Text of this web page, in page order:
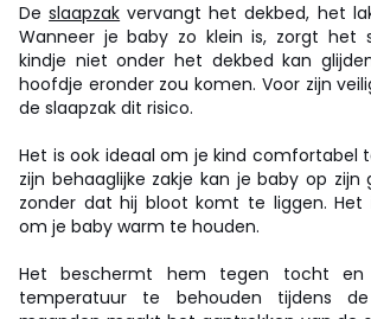
Deslaapzak vervangt het dekbed, het
Wanneer je baby zo klein is, zorgt het
kindje niet onder het dekbed kan
hoofdje eronder zou komen. Voor zijn
de slaapzak dit risico.
Het is ook ideaal om je kind comfortabel
zijn behaaglijke zakje kan je baby op zijn
zonder dat hij bloot komt te liggen. Het
om je baby warm te houden.
Het beschermt hem tegen tocht
temperatuur te behouden tijdens